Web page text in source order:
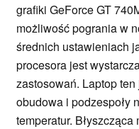
grafiki GeForce GT
możliwość pogrania w
średnich ustawieniach
procesora jest
zastosowań. Laptop
obudowa i podzespoły
temperatur.